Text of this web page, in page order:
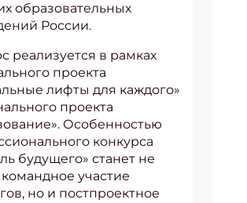
образовательных
России.
реализуется в рамках
проекта
лифты для каждого»
проекта
Особенностью
конкурса
будущего» станет не
командное участие
но и постпроектное